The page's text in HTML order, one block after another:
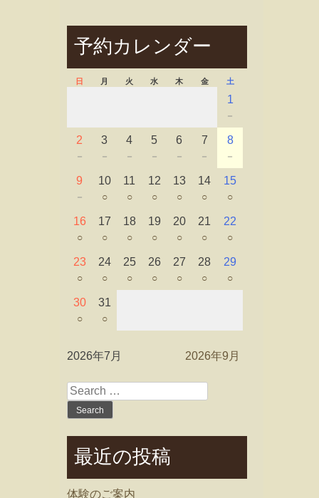
予約カレンダー
日 月 火 水 木 金 土
1
－
2
－
3
－
4
－
5
－
6
－
7
－
8
－
9
－
10
○
11
○
12
○
13
○
14
○
15
○
16
○
17
○
18
○
19
○
20
○
21
○
22
○
23
○
24
○
25
○
26
○
27
○
28
○
29
○
30
○
31
○
2026年7月 2026年9月
Search
for:
最近の投稿
体験のご案内